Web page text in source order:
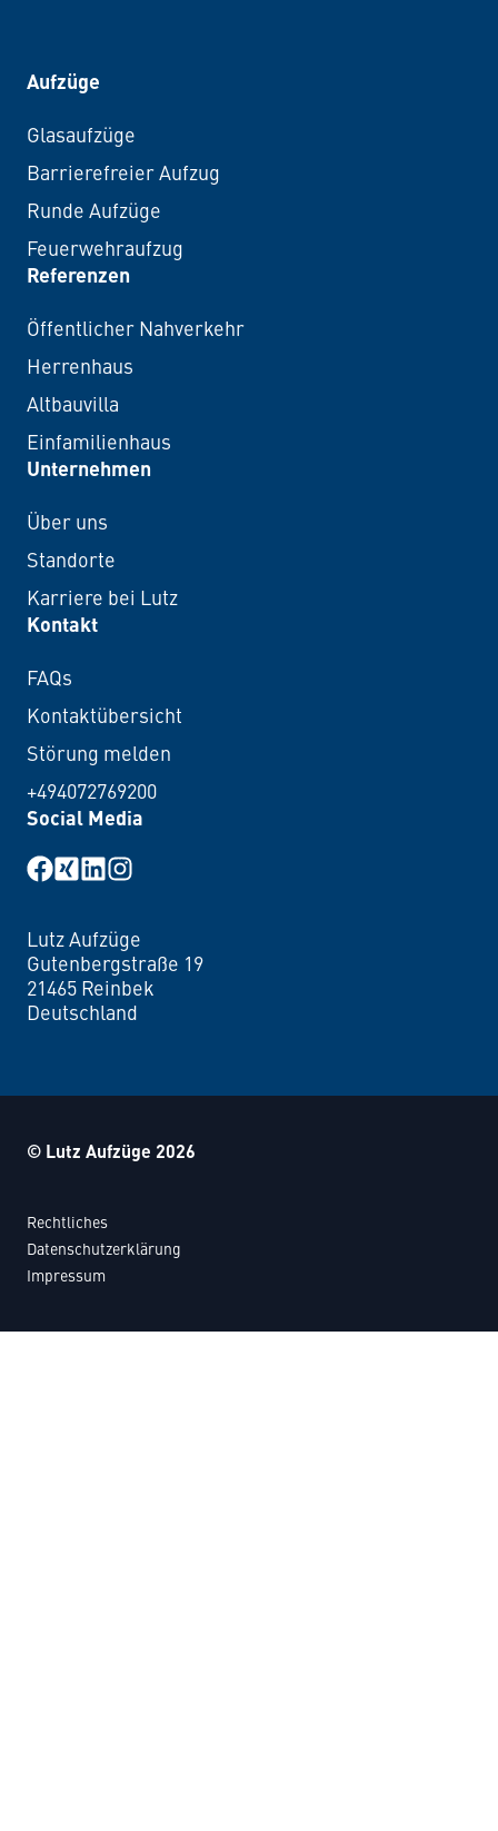
Aufzüge
Glasaufzüge
Barrierefreier Aufzug
Runde Aufzüge
Feuerwehraufzug
Referenzen
Öffentlicher Nahverkehr
Herrenhaus
Altbauvilla
Einfamilienhaus
Unternehmen
Über uns
Standorte
Karriere bei Lutz
Kontakt
FAQs
Kontaktübersicht
Störung melden
+494072769200
Social Media
Facebook
XINGLinkedInInstagram
Lutz Aufzüge
Lutz Aufzüge
Gutenbergstraße 19
21465 Reinbek
Deutschland
© Lutz Aufzüge 2026
Rechtliches
Datenschutzerklärung
Impressum